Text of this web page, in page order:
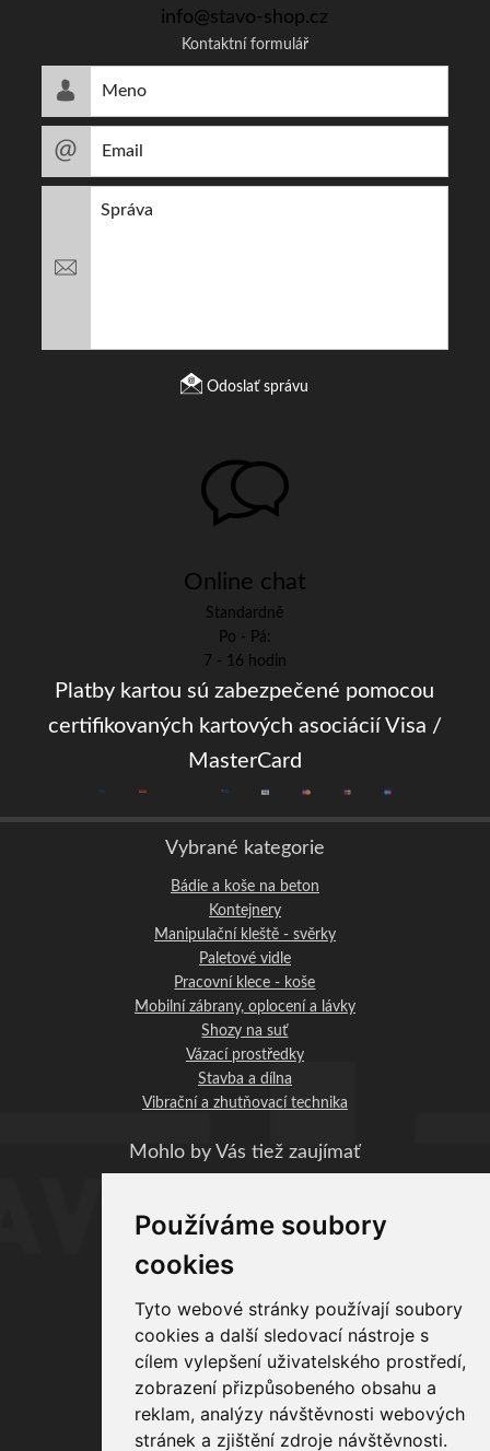
Používáme soubory
cookies
Tyto webové stránky používají soubory
cookies a další sledovací nástroje s
cílem vylepšení uživatelského prostředí,
zobrazení přizpůsobeného obsahu a
reklam, analýzy návštěvnosti webových
stránek a zjištění zdroje návštěvnosti.
info@stavo-shop.cz
Kontaktní formulář
Odoslať správu
Online chat
Standardně
Po - Pá:
7 - 16 hodin
Platby kartou sú zabezpečené pomocou
certifikovaných kartových asociácií Visa /
MasterCard
Vybrané kategorie
Bádie a koše na beton
Kontejnery
Manipulační kleště - svěrky
Paletové vidle
Pracovní klece - koše
Mobilní zábrany, oplocení a lávky
Shozy na suť
Vázací prostředky
Stavba a dílna
Vibrační a zhutňovací technika
Mohlo by Vás tiež zaujímať
STAVO-SHOP.CZ
Profi-BAU Chrudim, s.r.o.
537 01 Chrudim
IČO: 06890393
DIČ: CZ06890393
Provozovna:
Zaječice 351, 538 35 Zaječice